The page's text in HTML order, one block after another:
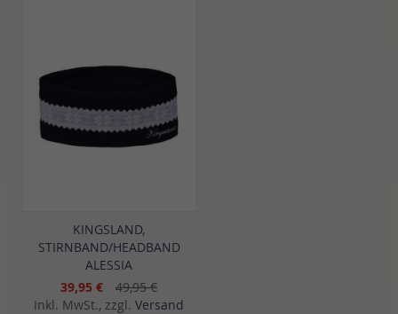
KINGSLAND,
STIRNBAND/HEADBAND
ALESSIA
39,95 €
49,95 €
Inkl. MwSt., zzgl. Versand